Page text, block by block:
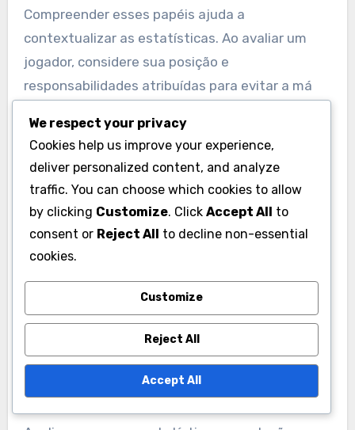
Compreender esses papéis ajuda a
contextualizar as estatísticas. Ao avaliar um
jogador, considere sua posição e
responsabilidades atribuídas para evitar a má
equipe.
Interpretar estatísticas sem
contexto
Estatísticas isoladas não contam toda a
história; o contexto é vital para uma análise
precisa. Por exemplo, um jogador pode ter uma
alta porcentagem de arremessos, mas se ele só
realiza arremessos de baixa pressão, isso pode
não refletir seu desempenho em situações
We respect your privacy
Cookies help us improve your experience,
deliver personalized content, and analyze
traffic. You can choose which cookies to allow
by clicking Customize. Click Accept All to
consent or Reject All to decline non-essential
cookies.
Customize
Reject All
Accept All